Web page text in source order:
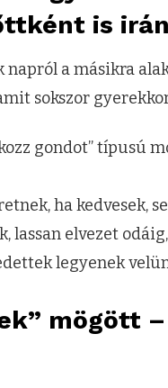
is
a másikra
sokszor
gondot” típusú
ha kedvesek,
lassan elvezet
legyenek
mögött